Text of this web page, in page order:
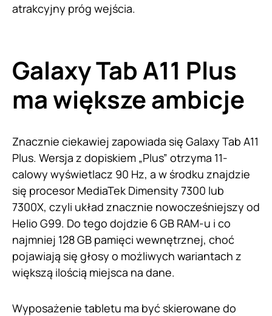
atrakcyjny próg wejścia.
Galaxy Tab A11 Plus
ma większe ambicje
Znacznie ciekawiej zapowiada się Galaxy Tab A11
Plus. Wersja z dopiskiem „Plus” otrzyma 11-
calowy wyświetlacz 90 Hz, a w środku znajdzie
się procesor MediaTek Dimensity 7300 lub
7300X, czyli układ znacznie nowocześniejszy od
Helio G99. Do tego dojdzie 6 GB RAM-u i co
najmniej 128 GB pamięci wewnętrznej, choć
pojawiają się głosy o możliwych wariantach z
większą ilością miejsca na dane.
Wyposażenie tabletu ma być skierowane do